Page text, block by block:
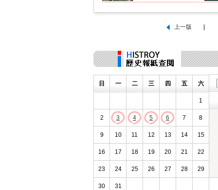
日 一 二 三 四 五 六
1
2 3 4 5 6 7 8
9 10 11 12 13 14 15
16 17 18 19 20 21 22
23 24 25 26 27 28 29
30 31